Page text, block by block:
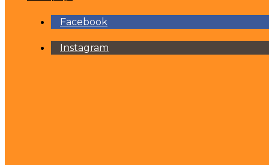
Facebook
Instagram